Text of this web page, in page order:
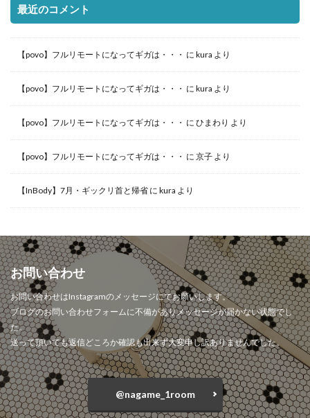
最近のコメント
【povo】フルリモートになってギガは・・・ に kura より
【povo】フルリモートになってギガは・・・ に kura より
【povo】フルリモートになってギガは・・・ に ひまわり より
【povo】フルリモートになってギガは・・・ に 京子 より
【InBody】7月・ギックリ首と帰省 に kura より
お問い合わせ
お問い合わせはInstagramのメッセージにてお願いします。
ブログのお問い合わせフォームに不備がありメッセージが届かない状態でし
た。
送って頂いても返信どころか確認も出来ず大変申し訳ありませんでした。
@nagame_1room